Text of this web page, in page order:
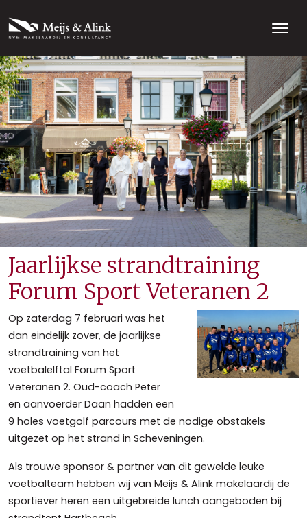
Jaarlijkse strandtraining
Forum Sport Veteranen 2
Op zaterdag 7 februari was het
dan eindelijk zover, de jaarlijkse
strandtraining van het
voetbalelftal Forum Sport
Veteranen 2. Oud-coach Peter
en aanvoerder Daan hadden een
9 holes voetgolf parcours met de nodige obstakels
uitgezet op het strand in Scheveningen.
Als trouwe sponsor & partner van dit gewelde leuke
voetbalteam hebben wij van Meijs & Alink makelaardij de
sportiever heren een uitgebreide lunch aangeboden bij